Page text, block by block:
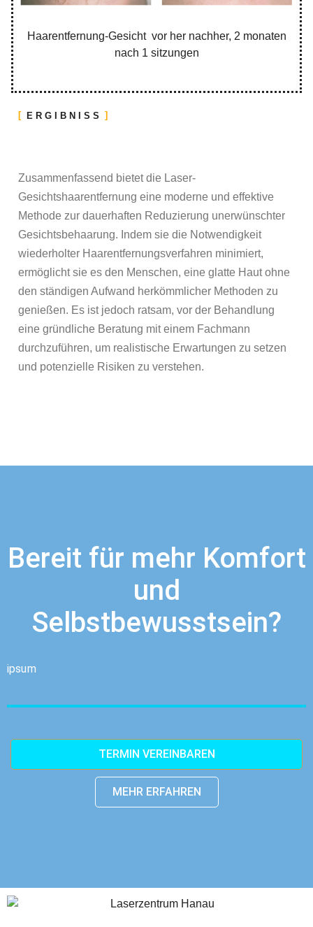
Haarentfernung-Gesicht vor her nachher, 2 monaten
nach 1 sitzungen
ERGIBNISS
Zusammenfassend bietet die Laser-
Gesichtshaarentfernung eine moderne und effektive
Methode zur dauerhaften Reduzierung unerwünschter
Gesichtsbehaarung. Indem sie die Notwendigkeit
wiederholter Haarentfernungsverfahren minimiert,
ermöglicht sie es den Menschen, eine glatte Haut ohne
den ständigen Aufwand herkömmlicher Methoden zu
genießen. Es ist jedoch ratsam, vor der Behandlung
eine gründliche Beratung mit einem Fachmann
durchzuführen, um realistische Erwartungen zu setzen
und potenzielle Risiken zu verstehen.
Bereit für mehr Komfort
und
Selbstbewusstsein?
ipsum
TERMIN VEREINBAREN
MEHR ERFAHREN